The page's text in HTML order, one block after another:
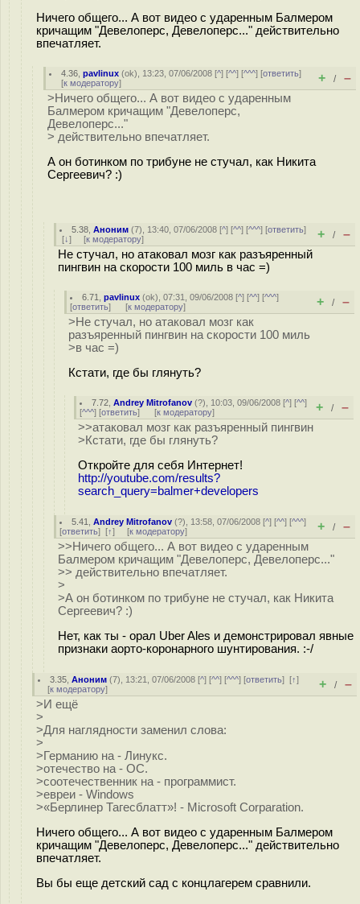
Ничего общего... А вот видео с ударенным Балмером
кричащим "Девелоперс, Девелоперс..." действительно
впечатляет.
4.36 ,pavlinux (ok), 13:23, 07/06/2008 [^] [^^] [^^^] [ответить]
[к модератору] + / –
>Ничего общего... А вот видео с ударенным
Балмером кричащим "Девелоперс,
Девелоперс..."
> действительно впечатляет.
А он ботинком по трибуне не стучал, как Никита
Сергеевич? :)
5.38 ,Аноним (7), 13:40, 07/06/2008 [^] [^^] [^^^] [ответить]
[↓] [к модератору] + / –
Не стучал, но атаковал мозг как разъяренный
пингвин на скорости 100 миль в час =)
6.71 ,pavlinux (ok), 07:31, 09/06/2008 [^] [^^] [^^^]
[ответить] [к модератору] + / –
>Не стучал, но атаковал мозг как
разъяренный пингвин на скорости 100 миль
>в час =)
Кстати, где бы глянуть?
7.72 ,Andrey Mitrofanov (?), 10:03, 09/06/2008 [^] [^^]
[^^^] [ответить] [к модератору] + / –
>>атаковал мозг как разъяренный пингвин
>Кстати, где бы глянуть?
Откройте для себя Интернет!
http://youtube.com/results?
search_query=balmer+developers
5.41 ,Andrey Mitrofanov (?), 13:58, 07/06/2008 [^] [^^] [^^^]
[ответить] [↑] [к модератору] + / –
>>Ничего общего... А вот видео с ударенным
Балмером кричащим "Девелоперс, Девелоперс..."
>> действительно впечатляет.
>
>А он ботинком по трибуне не стучал, как Никита
Сергеевич? :)
Нет, как ты - орал Uber Ales и демонстрировал явные
признаки аорто-коронарного шунтирования. :-/
3.35 ,Аноним (7), 13:21, 07/06/2008 [^] [^^] [^^^] [ответить][↑]
[к модератору] + / –
>И ещё
>
>Для наглядности заменил слова:
>
>Германию на - Линукс.
>отечество на - ОС.
>соотечественник на - программист.
>евреи - Windows
>«Берлинер Тагесблатт»! - Microsoft Corparation.
Ничего общего... А вот видео с ударенным Балмером
кричащим "Девелоперс, Девелоперс..." действительно
впечатляет.
Вы бы еще детский сад с концлагерем сравнили.